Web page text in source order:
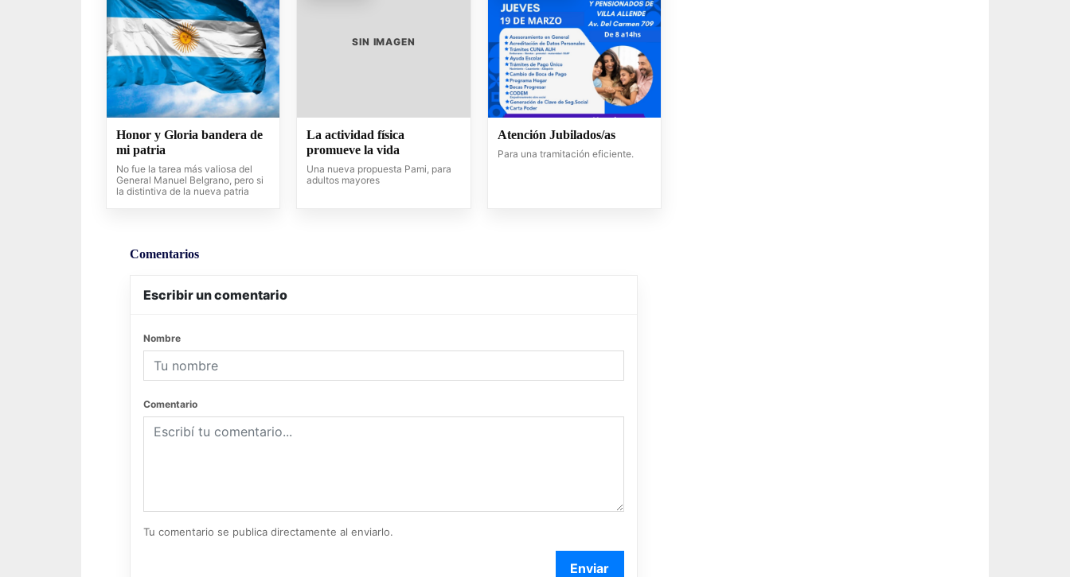
Honor y Gloria bandera de
mi patria
No fue la tarea más valiosa del
General Manuel Belgrano, pero si
la distintiva de la nueva patria
SIN IMAGEN
La actividad física
promueve la vida
Una nueva propuesta Pami, para
adultos mayores
Atención Jubilados/as
Para una tramitación eficiente.
Comentarios
Escribir un comentario
Nombre
Comentario
Tu comentario se publica directamente al enviarlo.
Enviar